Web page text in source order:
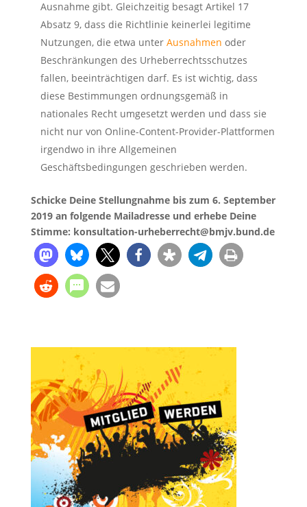
Ausnahme gibt. Gleichzeitig besagt Artikel 17
Absatz 9, dass die Richtlinie keinerlei legitime
Nutzungen, die etwa unter Ausnahmen oder
Beschränkungen des Urheberrechtsschutzes
fallen, beeinträchtigen darf. Es ist wichtig, dass
diese Bestimmungen ordnungsgemäß in
nationales Recht umgesetzt werden und dass sie
nicht nur von Online-Content-Provider-Plattformen
irgendwo in ihre Allgemeinen
Geschäftsbedingungen geschrieben werden.
Schicke Deine Stellungnahme bis zum 6. September
2019 an folgende Mailadresse und erhebe Deine
Stimme: konsultation-urheberrecht@bmjv.bund.de